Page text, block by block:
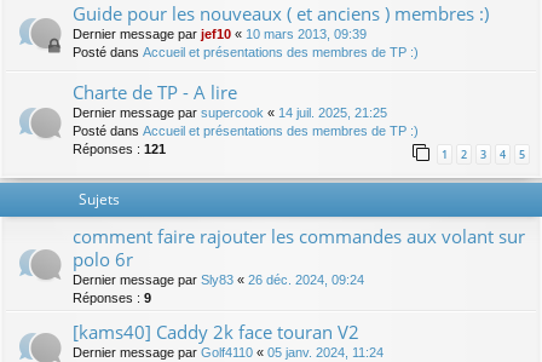
Guide pour les nouveaux ( et anciens ) membres :)
Dernier message par jef10 « 10 mars 2013, 09:39
Posté dans Accueil et présentations des membres de TP :)
Charte de TP - A lire
Dernier message par supercook « 14 juil. 2025, 21:25
Posté dans Accueil et présentations des membres de TP :)
Réponses : 121 1 2 3 4 5
Sujets
comment faire rajouter les commandes aux volant sur
polo 6r
Dernier message par Sly83 « 26 déc. 2024, 09:24
Réponses : 9
[kams40] Caddy 2k face touran V2
Dernier message par Golf4110 « 05 janv. 2024, 11:24